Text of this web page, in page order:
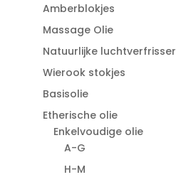
Amberblokjes
Massage Olie
Natuurlijke luchtverfrisser
Wierook stokjes
Basisolie
Etherische olie
Enkelvoudige olie
A-G
H-M